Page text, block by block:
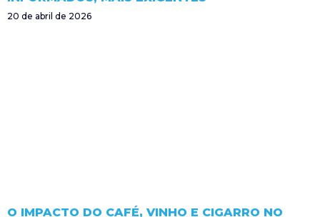
20 de abril de 2026
O IMPACTO DO CAFÉ, VINHO E CIGARRO NO